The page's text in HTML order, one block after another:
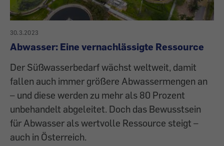
30.3.2023
Abwasser: Eine vernachlässigte Ressource
Der Süßwasserbedarf wächst weltweit, damit
fallen auch immer größere Abwassermengen an
– und diese werden zu mehr als 80 Prozent
unbehandelt abgeleitet. Doch das Bewusstsein
für Abwasser als wertvolle Ressource steigt –
auch in Österreich.